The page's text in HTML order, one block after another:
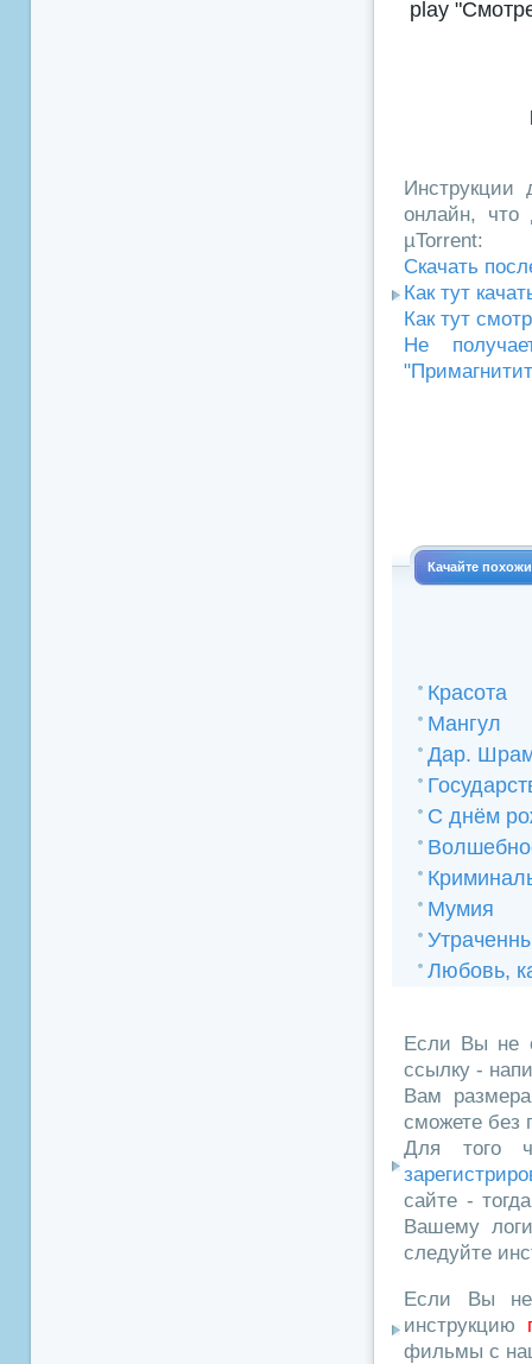
play
Инструкции
онлайн, что
µTorrent:
Скачать
Как тут
Как тут
Не
Качайте
Красота
Мангул
Дар.
С днём
Мумия
Любовь,
Если Вы не
ссылку -
Вам
сможете без
Для того
сайте -
Вашему
следуйте
Если Вы не
инструкцию
фильмы с